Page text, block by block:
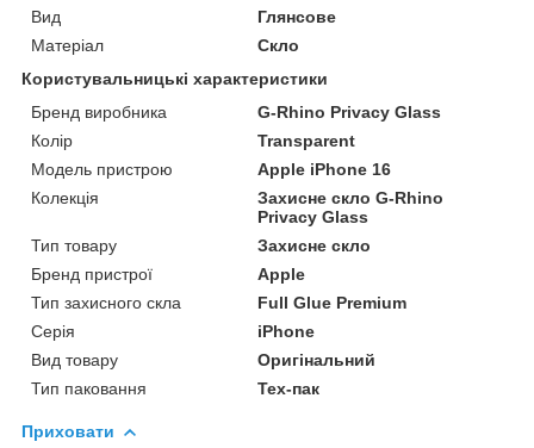
Вид
Глянсове
Матеріал
Скло
Користувальницькі характеристики
Бренд виробника
G-Rhino Privacy Glass
Колір
Transparent
Модель пристрою
Apple iPhone 16
Колекція
Захисне скло G-Rhino
Privacy Glass
Тип товару
Захисне скло
Бренд пристрої
Apple
Тип захисного скла
Full Glue Premium
Серія
iPhone
Вид товару
Оригінальний
Тип паковання
Тех-пак
Приховати